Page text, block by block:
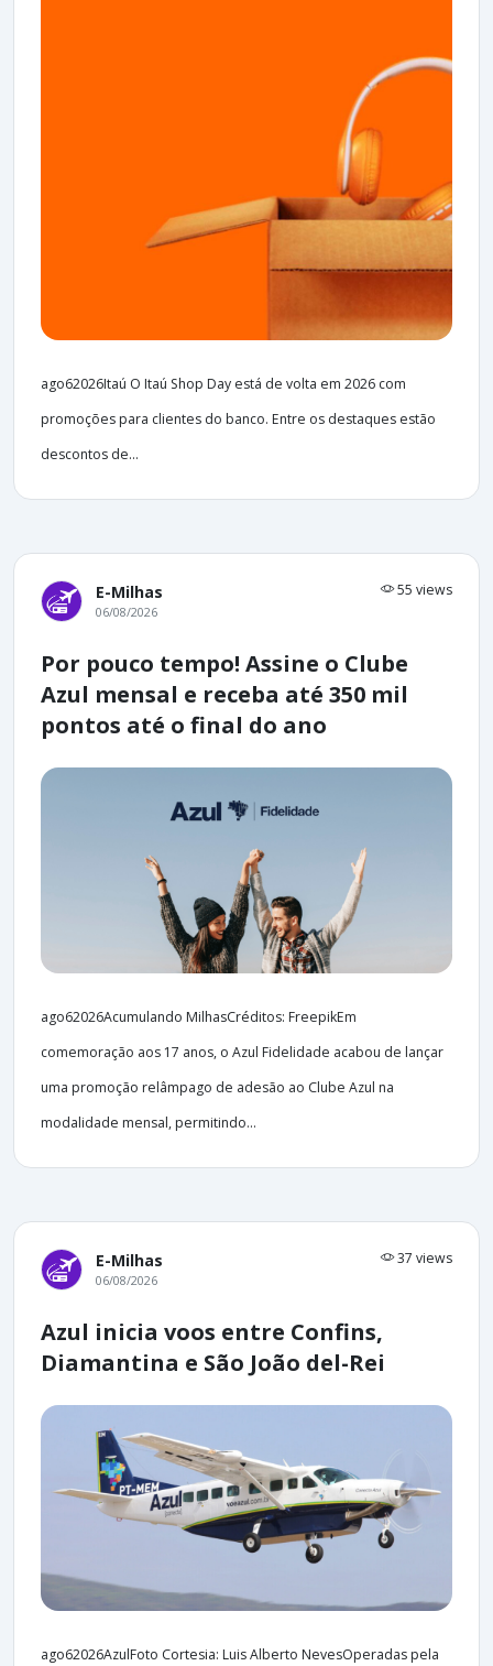
ago62026Itaú O Itaú Shop Day está de volta em 2026 com
promoções para clientes do banco. Entre os destaques estão
descontos de...
E-Milhas 55 views
06/08/2026
Por pouco tempo! Assine o Clube
Azul mensal e receba até 350 mil
pontos até o final do ano
ago62026Acumulando MilhasCréditos: FreepikEm
comemoração aos 17 anos, o Azul Fidelidade acabou de lançar
uma promoção relâmpago de adesão ao Clube Azul na
modalidade mensal, permitindo...
E-Milhas 37 views
06/08/2026
Azul inicia voos entre Confins,
Diamantina e São João del-Rei
ago62026AzulFoto Cortesia: Luis Alberto NevesOperadas pela